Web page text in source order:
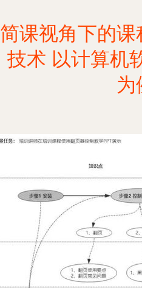
简课视角下的
技术 以计算机
为